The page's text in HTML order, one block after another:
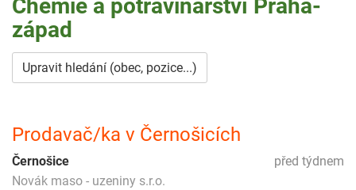
Chemie a potravinářství Praha-
západ
Upravit hledání (obec, pozice...)
Prodavač/ka v Černošicích
před týdnem
Černošice
Novák maso - uzeniny s.r.o.